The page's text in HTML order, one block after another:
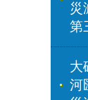
災
第
大
河